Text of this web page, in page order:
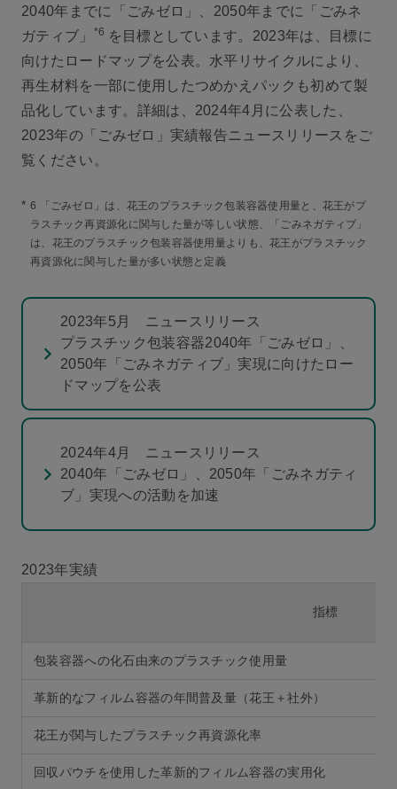
2040年までに「ごみゼロ」、2050年までに「ごみネ
ガティブ」
*6 を目標としています。2023年は、目標に
向けたロードマップを公表。水平リサイクルにより、
再生材料を一部に使用したつめかえパックも初めて製
品化しています。詳細は、2024年4月に公表した、
2023年の「ごみゼロ」実績報告ニュースリリースをご
覧ください。
* 6 「ごみゼロ」は、花王のプラスチック包装容器使用量と、花王がプ
ラスチック再資源化に関与した量が等しい状態、「ごみネガティブ」
は、花王のプラスチック包装容器使用量よりも、花王がプラスチック
再資源化に関与した量が多い状態と定義
2023年5月 ニュースリリース
プラスチック包装容器2040年「ごみゼロ」、
2050年「ごみネガティブ」実現に向けたロー
ドマップを公表
2024年4月 ニュースリリース
2040年「ごみゼロ」、2050年「ごみネガティ
ブ」実現への活動を加速
2023年実績
指標
包装容器への化石由来のプラスチック使用量
革新的なフィルム容器の年間普及量（花王＋社外）
花王が関与したプラスチック再資源化率
回収パウチを使用した革新的フィルム容器の実用化